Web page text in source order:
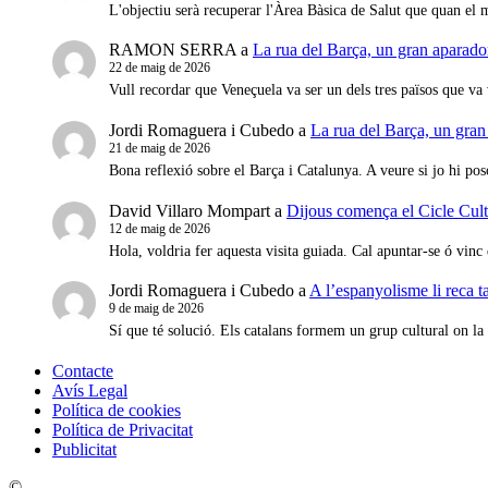
L'objectiu serà recuperar l'Àrea Bàsica de Salut que quan
RAMON SERRA a La rua del Barça, un gran
22 de maig de 2026
Vull recordar que Veneçuela va ser un dels tres països que
Jordi Romaguera i Cubedo a La rua del Barça, un
21 de maig de 2026
Bona reflexió sobre el Barça i Catalunya. A veure si jo hi
David Villaro Mompart a Dijous comença el Cicle
12 de maig de 2026
Hola, voldria fer aquesta visita guiada. Cal apuntar-se ó
Jordi Romaguera i Cubedo a A l’espanyolisme li reca
9 de maig de 2026
Sí que té solució. Els catalans formem un grup cultural on
Contacte
Avís Legal
Política de cookies
Política de Privacitat
Publicitat